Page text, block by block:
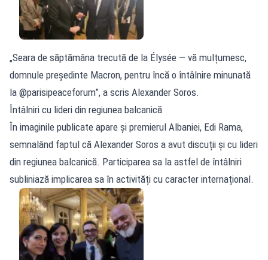
„Seara de săptămâna trecută de la Élysée — vă mulțumesc,
domnule președinte Macron, pentru încă o întâlnire minunată
la @parisipeaceforum”, a scris Alexander Soros.
Întâlniri cu lideri din regiunea balcanică
În imaginile publicate apare și premierul Albaniei, Edi Rama,
semnalând faptul că Alexander Soros a avut discuții și cu lideri
din regiunea balcanică. Participarea sa la astfel de întâlniri
subliniază implicarea sa în activități cu caracter internațional.